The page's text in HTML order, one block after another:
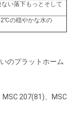
い落下もっとそして
の穏やかな水の
のプラットホーム
207(81)、MSC